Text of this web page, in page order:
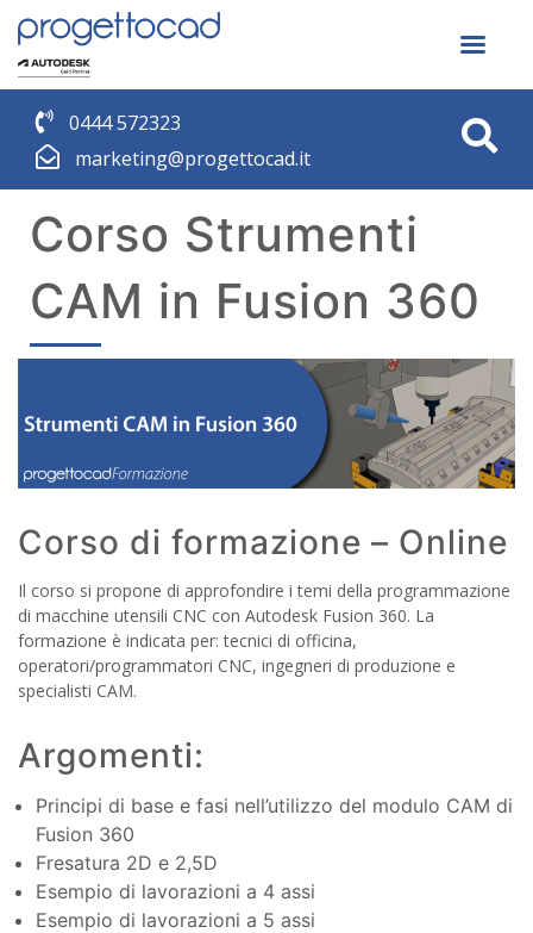
0444 572323
marketing@progettocad.it
Corso Strumenti
CAM in Fusion 360
Corso di formazione – Online
Il corso si propone di approfondire i temi della programmazione
di macchine utensili CNC con Autodesk Fusion 360. La
formazione è indicata per: tecnici di officina,
operatori/programmatori CNC, ingegneri di produzione e
specialisti CAM.
Argomenti:
Principi di base e fasi nell’utilizzo del modulo CAM di
Fusion 360
Fresatura 2D e 2,5D
Esempio di lavorazioni a 4 assi
Esempio di lavorazioni a 5 assi